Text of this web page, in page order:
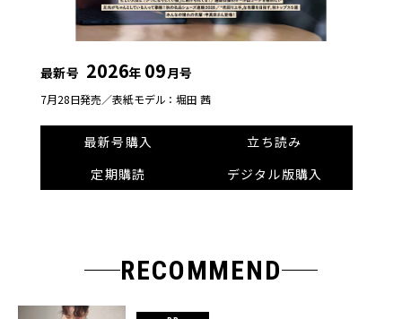
最新号 2026年 09月号
7月28日発売／表紙モデル：堀田 茜
最新号購入
立ち読み
定期購読
デジタル版購入
RECOMMEND